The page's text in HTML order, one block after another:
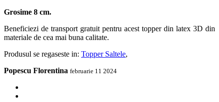
Grosime 8 cm.
Beneficiezi de transport gratuit pentru acest topper din latex 3D din
materiale de cea mai buna calitate.
Produsul se regaseste in: Topper Saltele,
Popescu Florentina februarie 11 2024